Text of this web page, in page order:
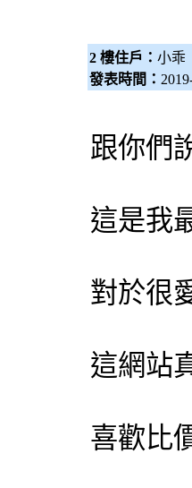
2 樓住戶： 小乖
發表時間：
跟你們
這是我
對於很
這網站
喜歡比